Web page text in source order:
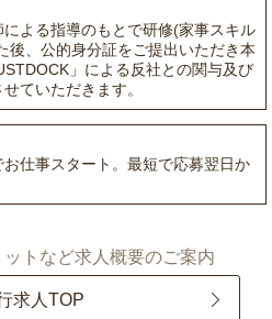
よる指導のもとで研修(家事スキル
後、公的身分証をご提出いただき本
」による反社との関与及び
ていただきます。
仕事スタート。最短で応募翌日か
トなど求人概要のご案内
求人TOP